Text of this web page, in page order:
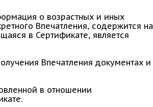
о возрастных и иных
Впечатления, содержится на
в Сертификате, является
Впечатления документах и
в отношении